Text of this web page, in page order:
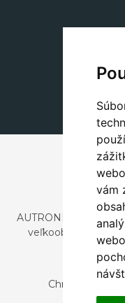
vám
AUTRONIC, s.r.o. je
veľkoobchodným
Chrustenice